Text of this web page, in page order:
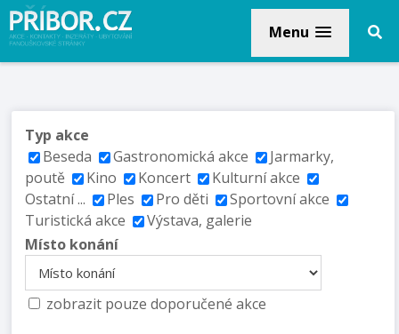
Menu
Typ akce
Beseda
Gastronomická akce
Jarmarky,
poutě
Kino Koncert
Kulturní akce
Ostatní ...
Ples Pro děti
Sportovní akce
Turistická akce
Výstava, galerie
Místo konání
zobrazit pouze doporučené akce